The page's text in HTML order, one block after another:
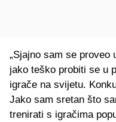
„Sjajno sam se proveo
jako teško probiti se u
igrače na svijetu.
Jako sam sretan što
trenirati s igračima